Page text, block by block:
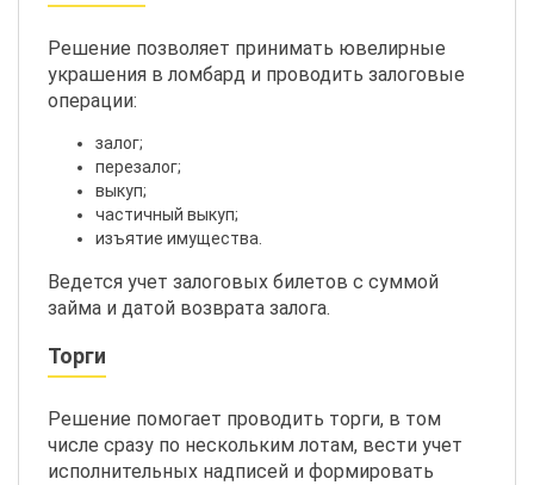
Решение позволяет принимать ювелирные
украшения в ломбард и проводить залоговые
операции:
залог;
перезалог;
выкуп;
частичный выкуп;
изъятие имущества.
Ведется учет залоговых билетов с суммой
займа и датой возврата залога.
Торги
Решение помогает проводить торги, в том
числе сразу по нескольким лотам, вести учет
исполнительных надписей и формировать